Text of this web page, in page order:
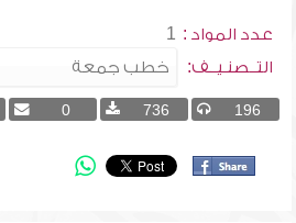
عدد المواد : 1
التــصنـيــف:
196
736
0